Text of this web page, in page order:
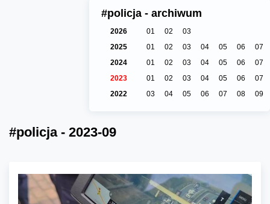
#policja - archiwum
2026 01 02
03
2025
01 02 03 04 05 06
07
2024
01 02 03 04 05 06
07
2023
01 02 03 04 05 06
07
2022
03 04 05 06 07 08 09
#policja - 2023-09